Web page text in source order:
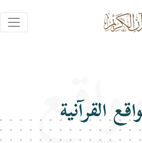
القرآنية